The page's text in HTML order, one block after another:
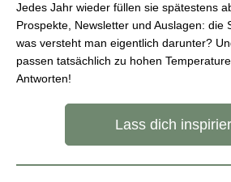
Jedes Jahr wieder füllen sie spätestens
Prospekte, Newsletter und Auslagen: die
was versteht man eigentlich darunter?
passen tatsächlich zu hohen
Antworten!
Lass dich